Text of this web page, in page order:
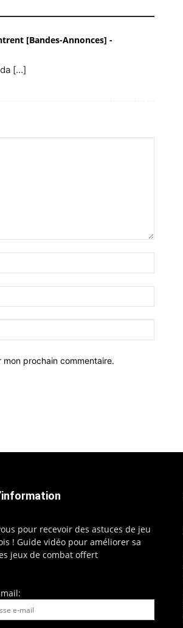
[Bandes-Annonces] -
[…]
prochain commentaire.
pour recevoir des astuces de jeu
! Guide vidéo pour améliorer sa
jeux de combat offert